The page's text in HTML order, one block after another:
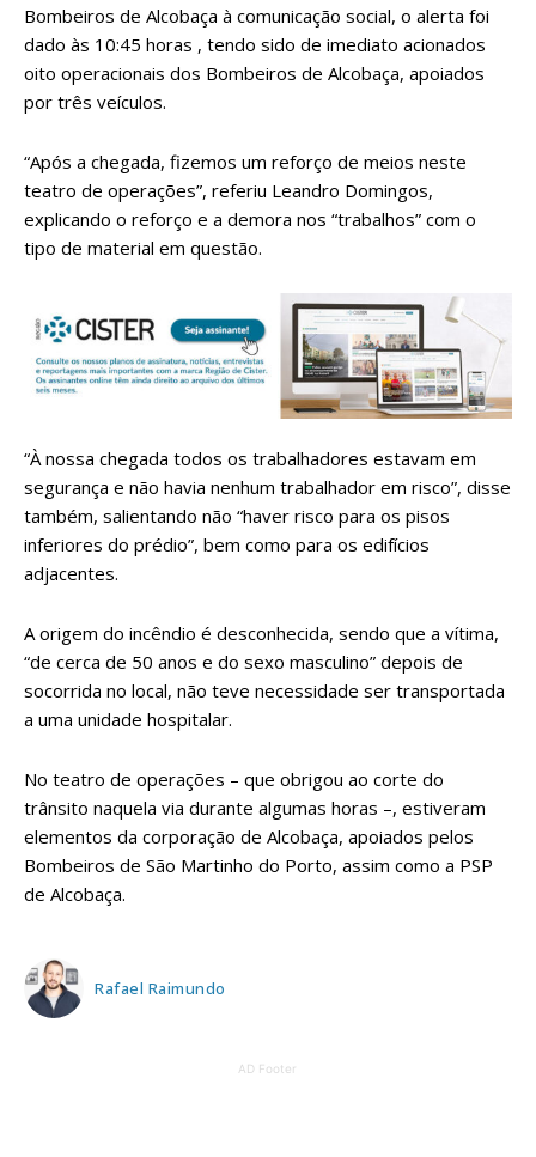
Bombeiros de Alcobaça à comunicação social, o alerta foi
dado às 10:45 horas , tendo sido de imediato acionados
oito operacionais dos Bombeiros de Alcobaça, apoiados
por três veículos.
“Após a chegada, fizemos um reforço de meios neste
teatro de operações”, referiu Leandro Domingos,
explicando o reforço e a demora nos “trabalhos” com o
tipo de material em questão.
“À nossa chegada todos os trabalhadores estavam em
segurança e não havia nenhum trabalhador em risco”, disse
também, salientando não “haver risco para os pisos
inferiores do prédio”, bem como para os edifícios
adjacentes.
A origem do incêndio é desconhecida, sendo que a vítima,
“de cerca de 50 anos e do sexo masculino” depois de
socorrida no local, não teve necessidade ser transportada
a uma unidade hospitalar.
No teatro de operações – que obrigou ao corte do
trânsito naquela via durante algumas horas –, estiveram
elementos da corporação de Alcobaça, apoiados pelos
Bombeiros de São Martinho do Porto, assim como a PSP
de Alcobaça.
Rafael Raimundo
AD Footer